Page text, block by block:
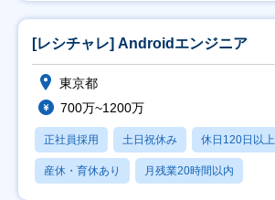
[レシチャレ] Androidエンジニア
東京都
700万~1200万
正社員採用 土日祝休み 休日120日以上
産休・育休あり 月残業20時間以内